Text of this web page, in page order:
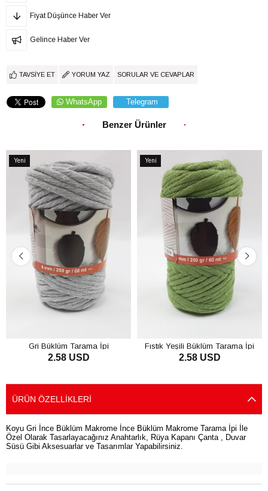
Fiyat Düşünce Haber Ver
Gelince Haber Ver
TAVSIYE ET YORUM YAZ SORULAR VE CEVAPLAR
WhatsApp Telegram
Benzer Ürünler
Yeni
Gri Büklüm Tarama İpi
2.58 USD
Yeni
Fıstık Yeşili Büklüm Tarama İpi
2.58 USD
ÜRÜN ÖZELLIKLERI
Koyu Gri İnce Büklüm Makrome İnce Büklüm Makrome Tarama İpi İle
Özel Olarak Tasarlayacağınız Anahtarlık, Rüya Kapanı Çanta , Duvar
Süsü Gibi Aksesuarlar ve Tasarımlar Yapabilirsiniz.